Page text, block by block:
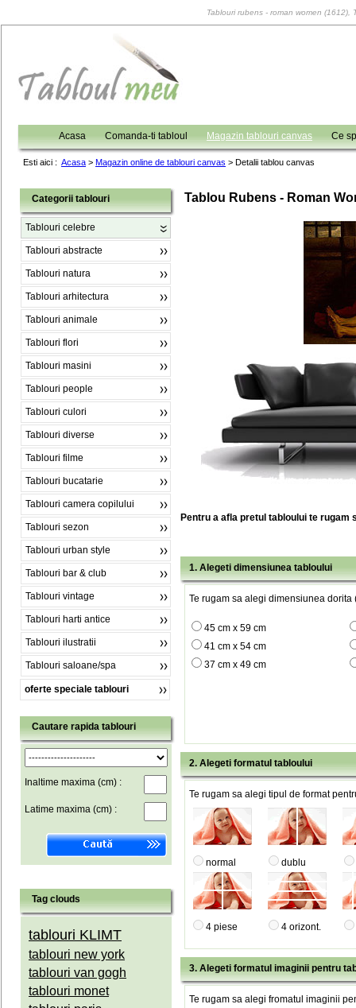
Tablouri rubens - roman women
Acasa Comanda-ti tabloul Magazin tablouri canvas Ce
Esti aici : Acasa > Magazin online de tablouri canvas > Detalii tablou canvas
Categorii tablouri
Tablouri celebre
Tablouri abstracte
Tablouri natura
Tablouri arhitectura
Tablouri animale
Tablouri flori
Tablouri masini
Tablouri people
Tablouri culori
Tablouri diverse
Tablouri filme
Tablouri bucatarie
Tablouri camera copilului
Tablouri sezon
Tablouri urban style
Tablouri bar & club
Tablouri vintage
Tablouri harti antice
Tablouri ilustratii
Tablouri saloane/spa
oferte speciale tablouri
Cautare rapida tablouri
Inaltime maxima (cm) :
Latime maxima (cm) :
Tag clouds
tablouri KLIMT
tablouri new york
tablouri van gogh
tablouri monet
Tablou Rubens - Roman
Pentru a afla pretul tabloului te rugam
1. Alegeti dimensiunea tabloului
Te rugam sa alegi dimensiunea dorita
45 cm x 59 cm
41 cm x 54 cm
37 cm x 49 cm
2. Alegeti formatul tabloului
Te rugam sa alegi tipul de format
normal dublu
4 piese 4 orizont.
3. Alegeti formatul imaginii pentru
Te rugam sa alegi fromatul imaginii